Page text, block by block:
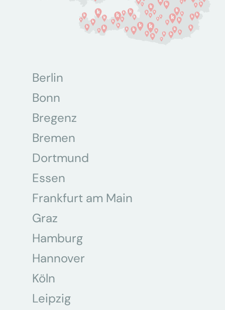
Berlin
Bonn
Bregenz
Bremen
Dortmund
Essen
Frankfurt am Main
Graz
Hamburg
Hannover
Köln
Leipzig